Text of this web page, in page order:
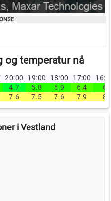
og temperatur nå
20:00 19:00 18:00 17:00
4.7 5.8 5.9 6.4
6
7.6 7.5 7.6 7.9 8
i Vestland